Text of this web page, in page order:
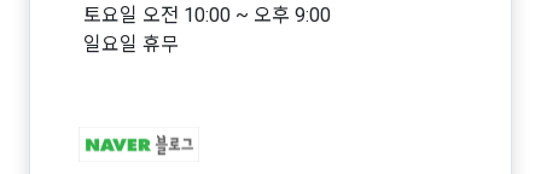
토요일 오전 10:00 ~ 오후 9:00
일요일 휴무